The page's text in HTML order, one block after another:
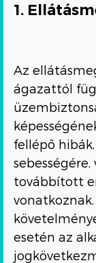
1.
Az
ágazattól
fellépő
továbbított
esetén az